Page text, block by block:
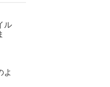
ル
よ